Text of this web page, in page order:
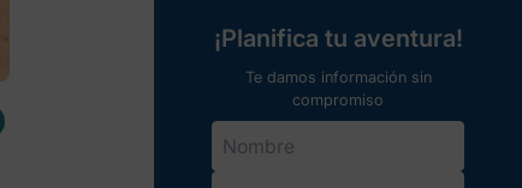
¡Planifica tu aventura!
Te damos información sin
compromiso